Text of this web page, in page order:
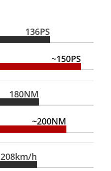
136PS
~150PS
180NM
~200NM
208km/h